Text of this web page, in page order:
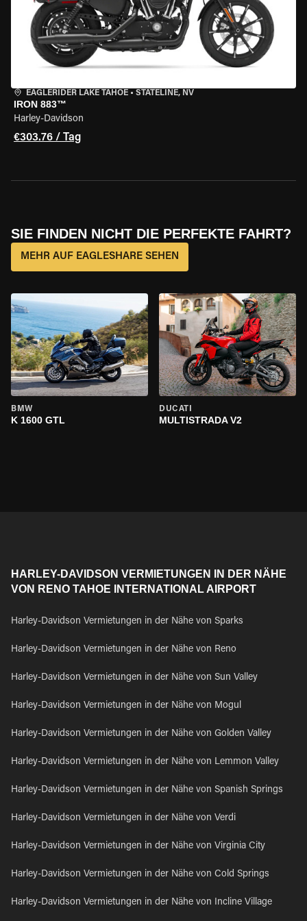
EAGLERIDER LAKE TAHOE • STATELINE, NV
IRON 883™
Harley-Davidson
€303.76 / Tag
SIE FINDEN NICHT DIE PERFEKTE FAHRT?
MEHR AUF EAGLESHARE SEHEN
BMW
K 1600 GTL
DUCATI
MULTISTRADA V2
HARLEY-DAVIDSON VERMIETUNGEN IN DER NÄHE
VON RENO TAHOE INTERNATIONAL AIRPORT
Harley-Davidson Vermietungen in der Nähe von Sparks
Harley-Davidson Vermietungen in der Nähe von Reno
Harley-Davidson Vermietungen in der Nähe von Sun Valley
Harley-Davidson Vermietungen in der Nähe von Mogul
Harley-Davidson Vermietungen in der Nähe von Golden Valley
Harley-Davidson Vermietungen in der Nähe von Lemmon Valley
Harley-Davidson Vermietungen in der Nähe von Spanish Springs
Harley-Davidson Vermietungen in der Nähe von Verdi
Harley-Davidson Vermietungen in der Nähe von Virginia City
Harley-Davidson Vermietungen in der Nähe von Cold Springs
Harley-Davidson Vermietungen in der Nähe von Incline Village